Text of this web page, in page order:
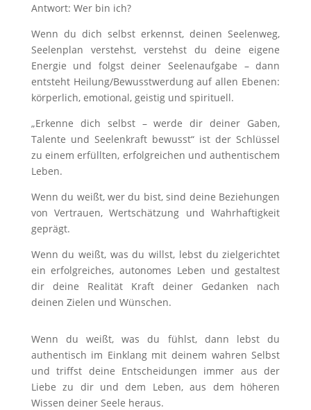
Antwort: Wer bin ich?
Wenn du dich selbst erkennst, deinen Seelenweg,
Seelenplan verstehst, verstehst du deine eigene
Energie und folgst deiner Seelenaufgabe – dann
entsteht Heilung/Bewusstwerdung auf allen Ebenen:
körperlich, emotional, geistig und spirituell.
„Erkenne dich selbst – werde dir deiner Gaben,
Talente und Seelenkraft bewusst“ ist der Schlüssel
zu einem erfüllten, erfolgreichen und authentischem
Leben.
Wenn du weißt, wer du bist, sind deine Beziehungen
von Vertrauen, Wertschätzung und Wahrhaftigkeit
geprägt.
Wenn du weißt, was du willst, lebst du zielgerichtet
ein erfolgreiches, autonomes Leben und gestaltest
dir deine Realität Kraft deiner Gedanken nach
deinen Zielen und Wünschen.
Wenn du weißt, was du fühlst, dann lebst du
authentisch im Einklang mit deinem wahren Selbst
und triffst deine Entscheidungen immer aus der
Liebe zu dir und dem Leben, aus dem höheren
Wissen deiner Seele heraus.